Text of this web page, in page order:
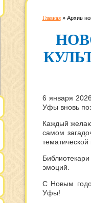
Главная» Архив
6 января
Уфы вновь
Каждый
самом
тематической
эмоций.
C Новым
Уфы!